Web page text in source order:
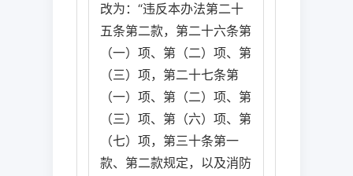
改为：“违反本办法第二十
五条第二款，第二十六条第
（一）项、第（二）项、第
（三）项，第二十七条第
（一）项、第（二）项、第
（三）项、第（六）项、第
（七）项，第三十条第一
款、第二款规定，以及消防